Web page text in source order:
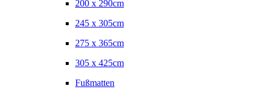
200 x 290cm
245 x 305cm
275 x 365cm
305 x 425cm
Fußmatten